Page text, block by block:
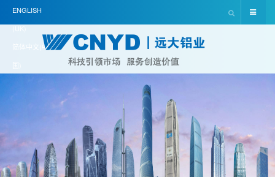
ENGLISH
(UK)
简体中文(中
国)